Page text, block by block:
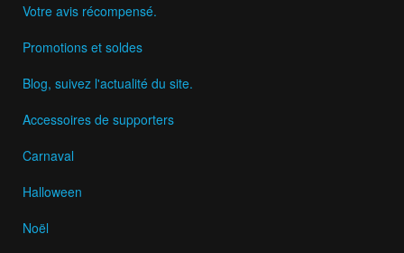
Votre avis récompensé.
Promotions et soldes
Blog, suivez l'actualité du site.
Accessoires de supporters
Carnaval
Halloween
Noël